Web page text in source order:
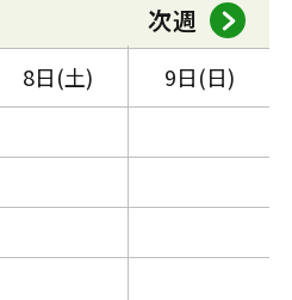
次週
8日(土) 9日(日)